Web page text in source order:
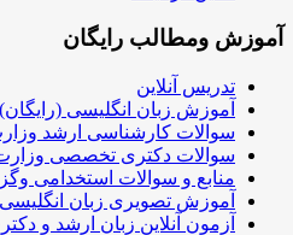
آموزش ومطالب رایگان
تدریس آنلاین
آموزش زبان انگلیسی (رایگان)
سوالات کارشناسی ارشد
سوالات دکتری تخصصی
منابع و سوالات استخدامی
آموزش تصویری زبان انگلیسی
آزمون آنلاین زبان ارشد و